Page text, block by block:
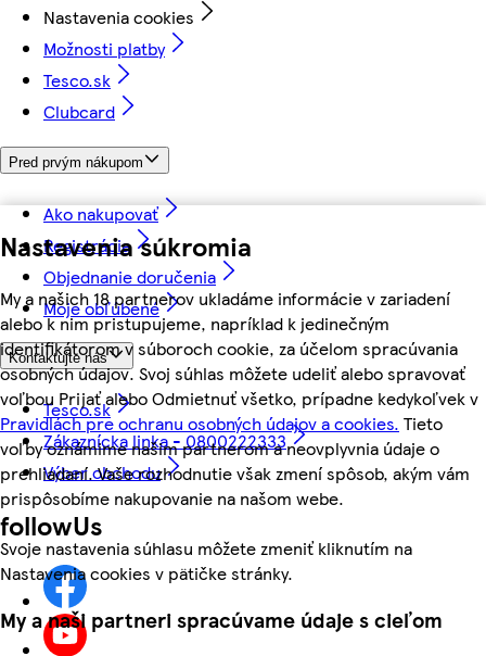
Nastavenia súkromia
My a našich 18 partnerov ukladáme informácie v zariadení
alebo k nim pristupujeme, napríklad k jedinečným
identifikátorom v súboroch cookie, za účelom spracúvania
osobných údajov. Svoj súhlas môžete udeliť alebo spravovať
voľbou Prijať alebo Odmietnuť všetko, prípadne kedykoľvek v
Pravidlách pre ochranu osobných údajov a cookies. Tieto
voľby oznámime našim partnerom a neovplyvnia údaje o
prehliadaní. Vaše rozhodnutie však zmení spôsob, akým vám
prispôsobíme nakupovanie na našom webe.
Svoje nastavenia súhlasu môžete zmeniť kliknutím na
Nastavenia cookies v pätičke stránky.
My a naši partneri spracúvame údaje s cieľom
Nastavenia cookies
Možnosti platby
Tesco.sk
Clubcard
Pred prvým nákupom
Ako nakupovať
Registrácia
Objednanie doručenia
Moje obľúbené
Kontaktujte nás
Tesco.sk
Zákaznícka linka - 0800222333
Výber obchodu
followUs